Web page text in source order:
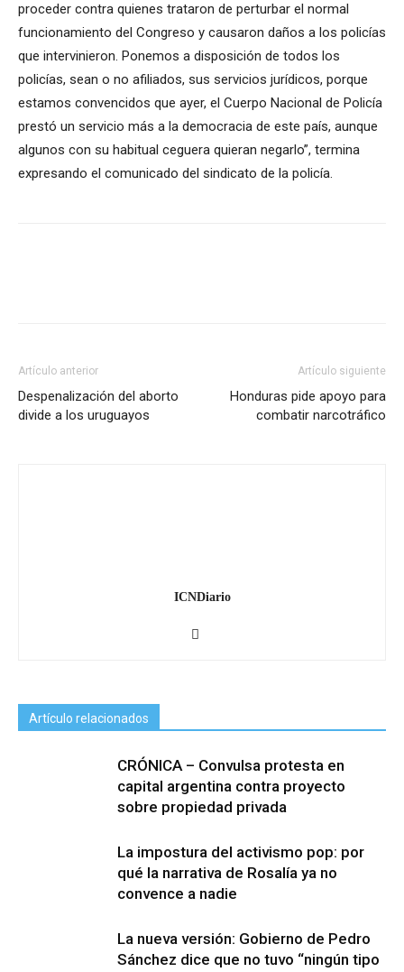
proceder contra quienes trataron de perturbar el normal
funcionamiento del Congreso y causaron daños a los policías
que intervinieron. Ponemos a disposición de todos los
policías, sean o no afiliados, sus servicios jurídicos, porque
estamos convencidos que ayer, el Cuerpo Nacional de Policía
prestó un servicio más a la democracia de este país, aunque
algunos con su habitual ceguera quieran negarlo”, termina
expresando el comunicado del sindicato de la policía.
Artículo anterior
Despenalización del aborto
divide a los uruguayos
Artículo siguiente
Honduras pide apoyo para
combatir narcotráfico
ICNDiario
Artículo relacionados
CRÓNICA – Convulsa protesta en
capital argentina contra proyecto
sobre propiedad privada
La impostura del activismo pop: por
qué la narrativa de Rosalía ya no
convence a nadie
La nueva versión: Gobierno de Pedro
Sánchez dice que no tuvo “ningún tipo